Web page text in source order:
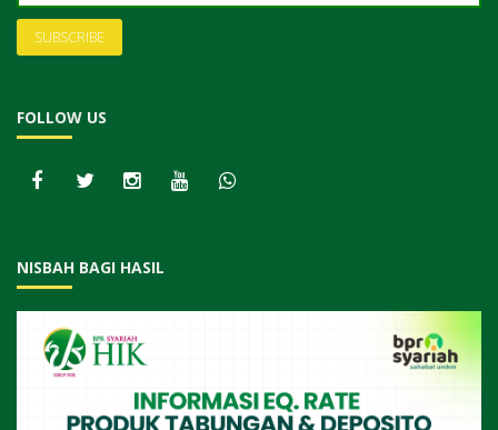
FOLLOW US
NISBAH BAGI HASIL